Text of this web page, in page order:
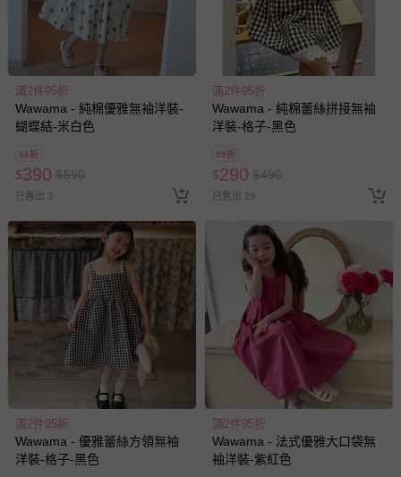
滿2件95折
Wawama - 純棉優雅無袖洋裝-
蝴蝶結-米白色
66折
$390 $590
已售出 3
滿2件95折
Wawama - 純棉蕾絲拼接無袖
洋裝-格子-黑色
59折
$290 $490
已售出 29
滿2件95折
Wawama - 優雅蕾絲方領無袖
洋裝-格子-黑色
滿2件95折
Wawama - 法式優雅大口袋無
袖洋裝-紫紅色